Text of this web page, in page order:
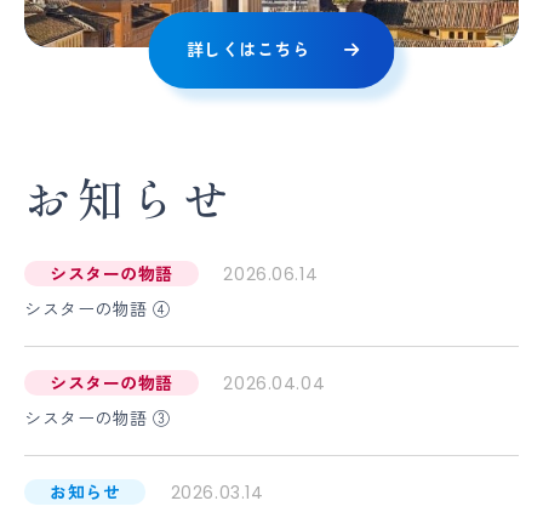
詳しくはこちら
お知らせ
シスターの物語
2026.06.14
シスターの物語 ④
シスターの物語
2026.04.04
シスターの物語 ③
お知らせ
2026.03.14